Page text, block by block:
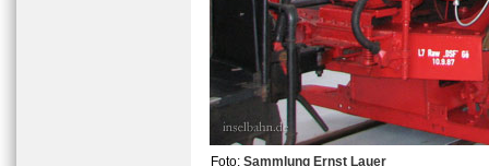
Foto: Sammlung Ernst Lauer